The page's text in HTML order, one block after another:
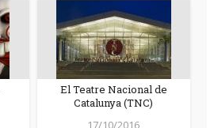
El Teatre Nacional de
Catalunya (TNC)